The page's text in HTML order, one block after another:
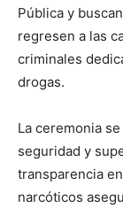
Pública y
regresen a las
criminales
drogas.
La ceremonia
seguridad y
transparencia
narcóticos